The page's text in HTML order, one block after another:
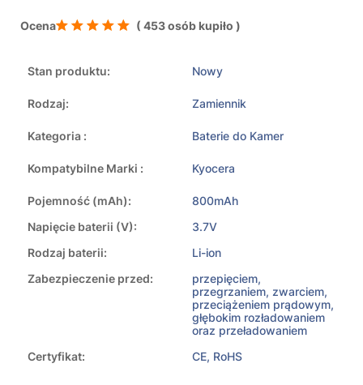
Ocena ( 453 osób kupiło )
Stan produktu: Nowy
Rodzaj: Zamiennik
Kategoria : Baterie do Kamer
Kompatybilne Marki : Kyocera
Pojemność (mAh):
800mAh
Napięcie baterii (V):
3.7V
Rodzaj baterii:
Li-ion
Zabezpieczenie przed:
przepięciem,
przegrzaniem, zwarciem,
przeciążeniem prądowym,
głębokim rozładowaniem
oraz przeładowaniem
Certyfikat:
CE, RoHS